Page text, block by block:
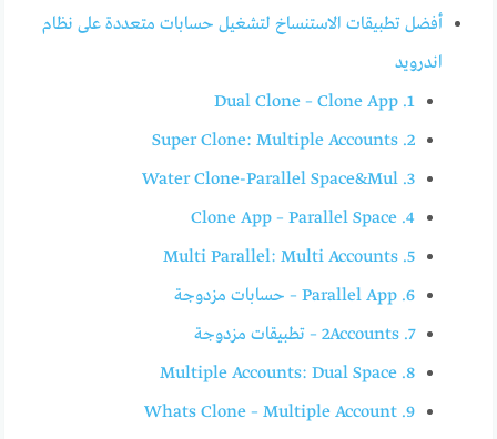
أفضل تطبيقات الاستنساخ لتشغيل حسابات متعددة على نظام
اندرويد
1. Dual Clone – Clone App
2. Super Clone: Multiple Accounts
3. Water Clone-Parallel Space&Mul
4. Clone App – Parallel Space
5. Multi Parallel: Multi Accounts
6. Parallel App – حسابات مزدوجة
7. 2Accounts – تطبيقات مزدوجة
8. Multiple Accounts: Dual Space
9. Whats Clone – Multiple Account